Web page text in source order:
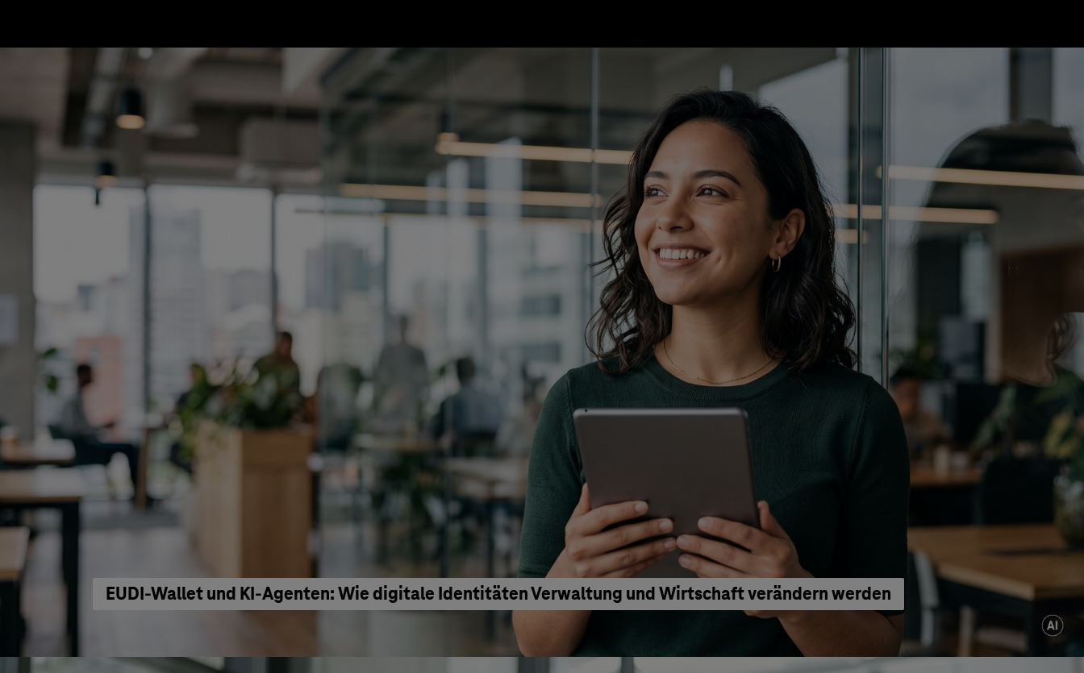
EUDI-Wallet und KI-Agenten: Wie digitale Identitäten Verwaltung und Wirtschaft verändern werden